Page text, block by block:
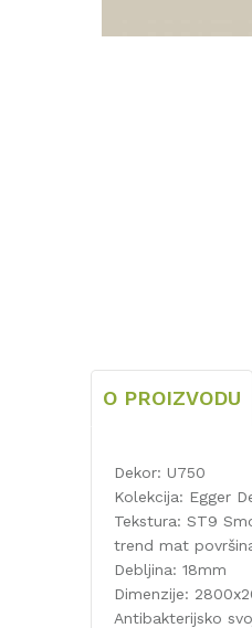
O PROIZVODU
Dekor: U750
Kolekcija: Egger
Tekstura: ST9
trend mat
Debljina: 18mm
Dimenzije:
Antibakterijsko